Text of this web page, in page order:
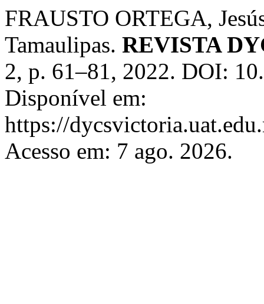
FRAUSTO ORTEGA,
Tamaulipas. REVISTA
2, p. 61–81, 2022. DOI:
Disponível em:
https://
Acesso em: 7 ago. 2026.